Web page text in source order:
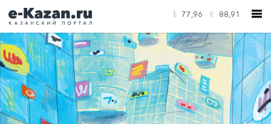
$ 77,96 € 88,91
КОНТАКТЫ